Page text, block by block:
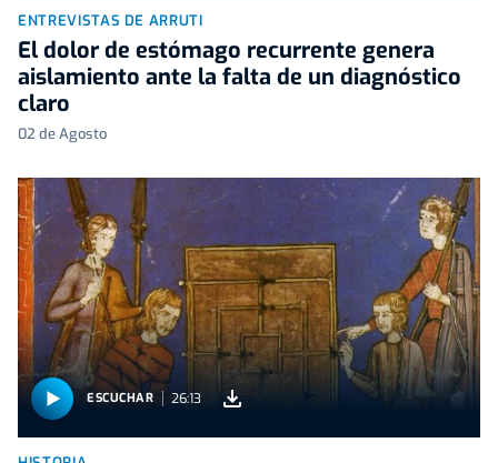
ENTREVISTAS DE ARRUTI
El dolor de estómago recurrente genera
aislamiento ante la falta de un diagnóstico
claro
02 de Agosto
ESCUCHAR 26:13